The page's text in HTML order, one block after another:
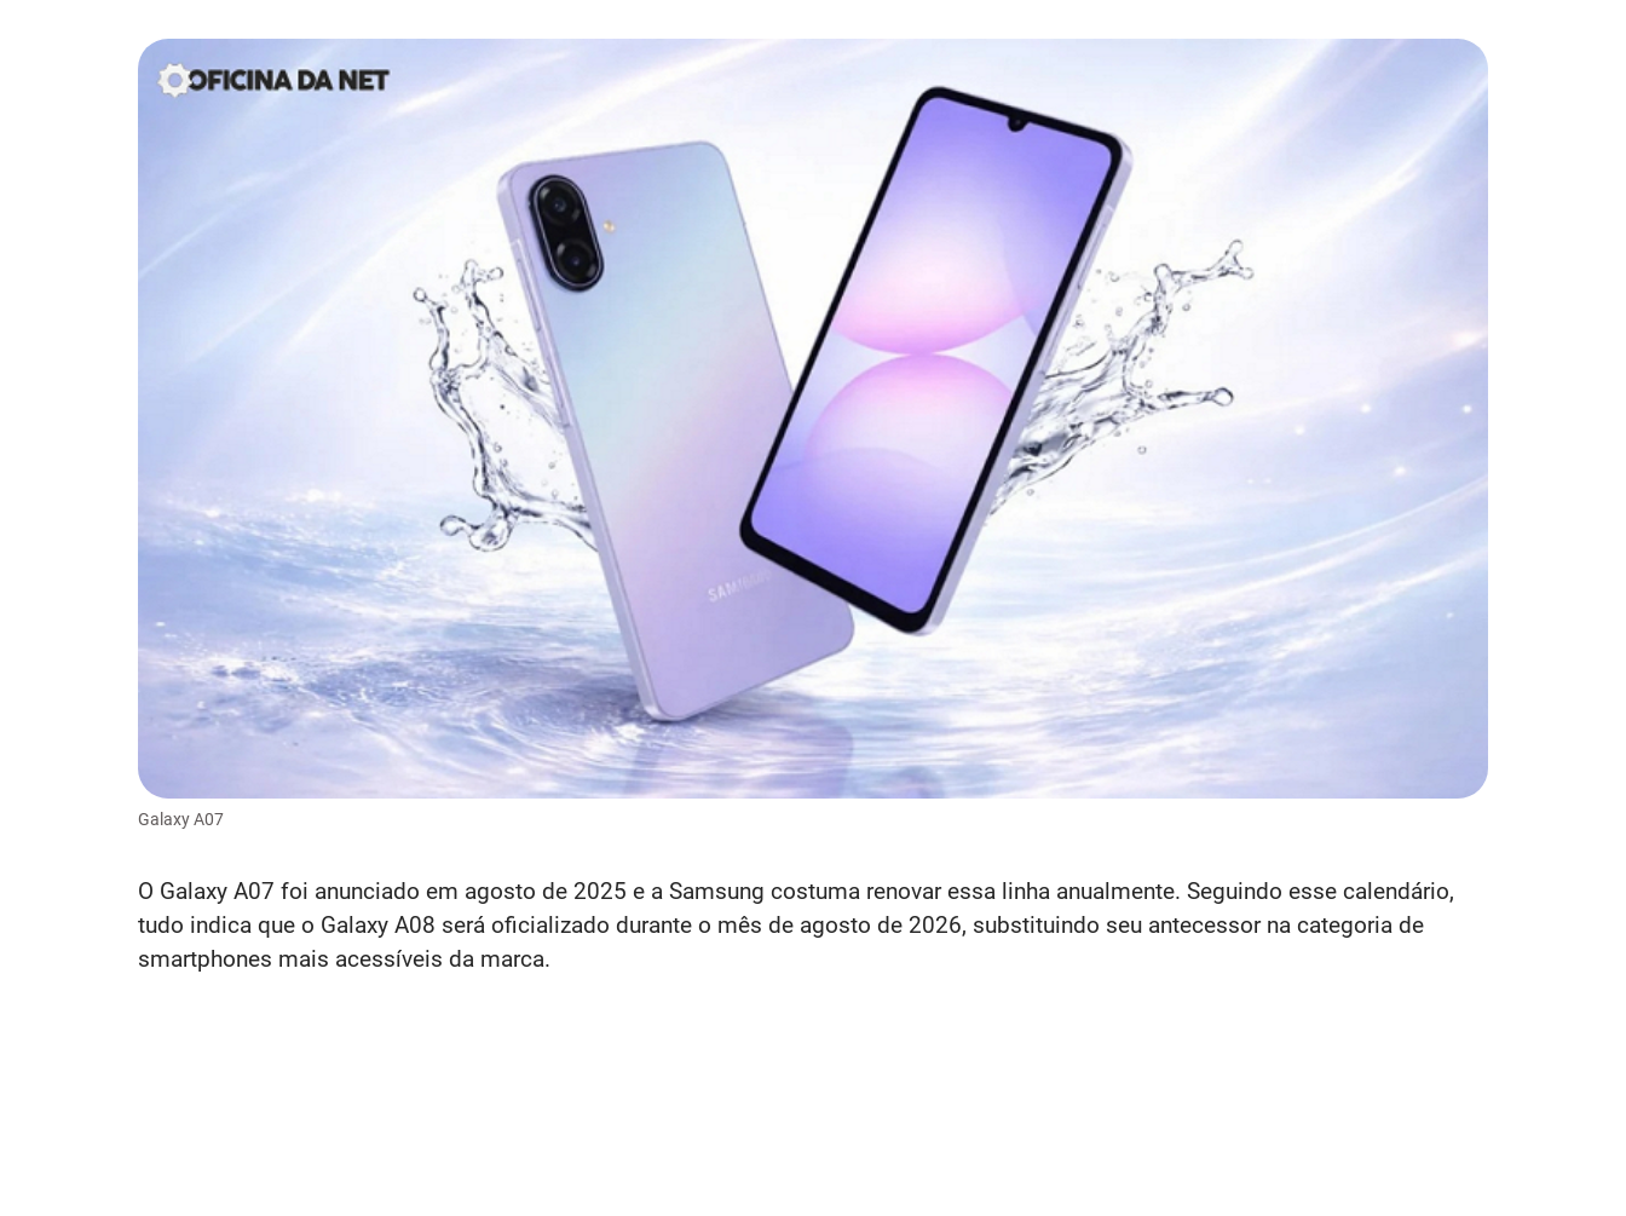
Galaxy A07
O Galaxy A07 foi anunciado em agosto de 2025 e a Samsung costuma renovar essa linha anualmente. Seguindo esse calendário,
tudo indica que o Galaxy A08 será oficializado durante o mês de agosto de 2026, substituindo seu antecessor na categoria de
smartphones mais acessíveis da marca.